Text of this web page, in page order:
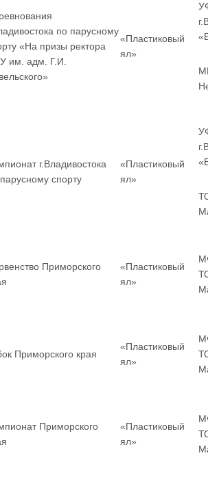
по парусному
«На призы ректора
им. адм. Г.И.
«Пластиковый
ял»
г.Владивостока
спорту
«Пластиковый
ял»
Приморского
«Пластиковый
ял»
Приморского края
«Пластиковый
ял»
Приморского
«Пластиковый
ял»